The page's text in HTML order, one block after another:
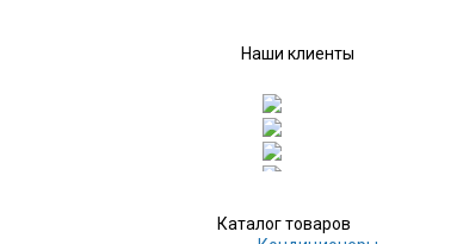
Наши клиенты
Каталог товаров